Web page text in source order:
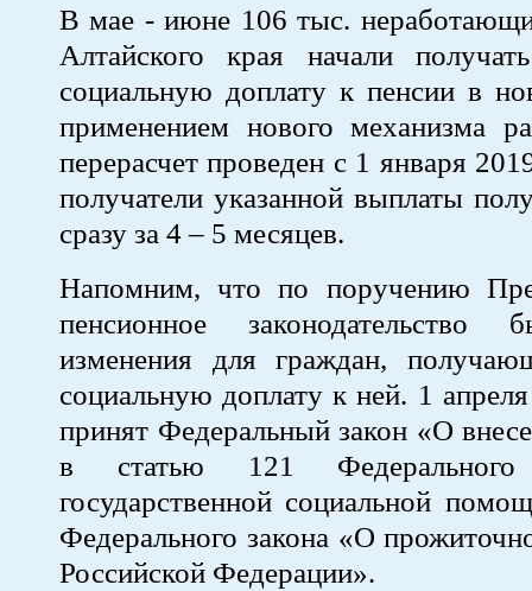
В мае - июне 106 тыс.
Алтайского края начали
социальную доплату к пенсии в
применением нового механизма
перерасчет проведен с 1 января
получатели указанной выплаты
сразу за 4 – 5 месяцев.
Напомним, что по поручению
пенсионное законодательство
изменения для граждан,
социальную доплату к ней. 1
принят Федеральный закон «О
в статью 121
государственной социальной
Федерального закона «О
Российской Федерации».